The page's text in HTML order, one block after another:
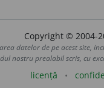
Copyright © 2004-
datelor de pe acest site,
nostru prealabil scris, cu
licență